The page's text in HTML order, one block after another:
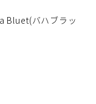
Bluet(バハブラッ